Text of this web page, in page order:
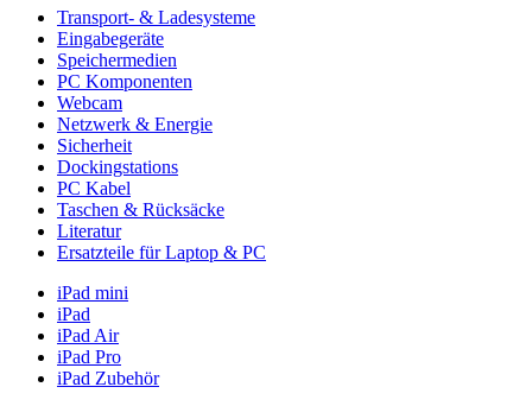
Transport- & Ladesysteme
Eingabegeräte
Speichermedien
PC Komponenten
Webcam
Netzwerk & Energie
Sicherheit
Dockingstations
PC Kabel
Taschen & Rücksäcke
Literatur
Ersatzteile für Laptop & PC
iPad mini
iPad
iPad Air
iPad Pro
iPad Zubehör